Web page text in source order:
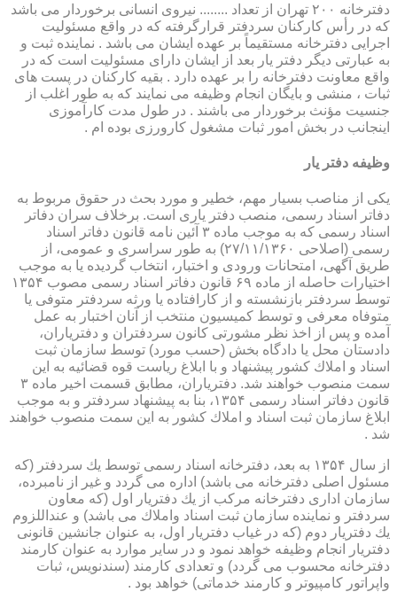
دفترخانه ۲۰۰ تهران از تعداد ........ نیروی انسانی برخوردار می باشد
که در رأس کارکنان سردفتر قرارگرفته که در واقع مسئولیت
اجرایی دفترخانه مستقیماً بر عهده ایشان می باشد . نماینده ثبت و
به عبارتی دیگر دفتر یار بعد از ایشان دارای مسئولیت است که در
واقع معاونت دفترخانه را بر عهده دارد . بقیه کارکنان در پست های
ثبات ، منشی و بایگان انجام وظیفه می نمایند که به طور اغلب از
جنسیت مؤنث برخوردار می باشند . در طول مدت کارآموزی
اینجانب در بخش امور ثبات مشغول کارورزی بوده ام .
وظیفه دفتر یار
یكی از مناصب بسیار مهم، خطیر و مورد بحث در حقوق مربوط به
دفاتر اسناد رسمی، منصب دفتر یاری است. برخلاف سران دفاتر
اسناد رسمی كه به موجب ماده ۳ آئین نامه قانون دفاتر اسناد
رسمی (اصلاحی ۲۷/۱۱/۱۳۶۰) به طور سراسری و عمومی، از
طریق آگهی، امتحانات ورودی و اختبار، انتخاب گردیده یا به موجب
اختیارات حاصله از ماده ۶۹ قانون دفاتر اسناد رسمی مصوب ۱۳۵۴
توسط سردفتر بازنشسته و از كارافتاده یا ورثه سردفتر متوفی یا
متوفاه معرفی و توسط كمیسیون منتخب از آنان اختبار به عمل
آمده و پس از اخذ نظر مشورتی كانون سردفتران و دفتریاران،
دادستان محل یا دادگاه بخش (حسب مورد) توسط سازمان ثبت
اسناد و املاك كشور پیشنهاد و با ابلاغ ریاست قوه قضائیه به این
سمت منصوب خواهند شد. دفتریاران، مطابق قسمت اخیر ماده ۳
قانون دفاتر اسناد رسمی ۱۳۵۴، بنا به پیشنهاد سردفتر و به موجب
ابلاغ سازمان ثبت اسناد و املاك كشور به این سمت منصوب خواهند
شد .
از سال ۱۳۵۴ به بعد، دفترخانه اسناد رسمی توسط یك سردفتر (كه
مسئول اصلی دفترخانه می باشد) اداره می گردد و غیر از نامبرده،
سازمان اداری دفترخانه مركب از یك دفتریار اول (كه معاون
سردفتر و نماینده سازمان ثبت اسناد واملاك می باشد) و عنداللزوم
یك دفتریار دوم (كه در غیاب دفتریار اول، به عنوان جانشین قانونی
دفتریار انجام وظیفه خواهد نمود و در سایر موارد به عنوان كارمند
دفترخانه محسوب می گردد) و تعدادی كارمند (سندنویس، ثبات
واپراتور كامپیوتر و كارمند خدماتی) خواهد بود .